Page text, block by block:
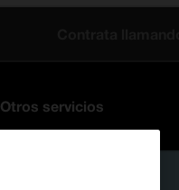
Otros servicios